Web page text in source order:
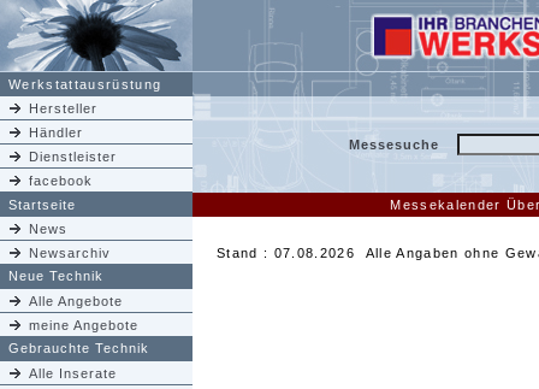
Werkstattausrüstung
Hersteller
Händler
Dienstleister
facebook
Messesuche
Startseite
Messekalender
News
Newsarchiv
Neue Technik
Alle Angebote
meine Angebote
Gebrauchte Technik
Alle Inserate
Stand : 07.08.2026 Alle Angaben ohne